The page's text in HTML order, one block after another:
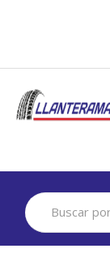
Search
for: